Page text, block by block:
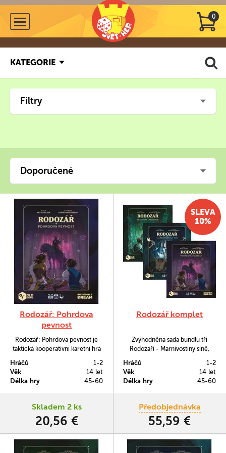
0
KATEGORIE
Filtry
Doporučené
Rodozář: Pohrdova
pevnost
Rodozář: Pohrdova pevnost je
taktická kooperativní karetní hra
budete probojovávat skrze dobře
zamíchaný balíček výzev, abyste
dosáhli Pohrda, pána studny, a
závěrečné bitvě.
Hráčů
1-2
Věk
14 let
Délka hry
45-60
Skladem 2 ks
20,56 €
Rodozář komplet
Zvýhodněná sada bundlu tří
Rodozáří - Marnivostiny síně,
Hráčů
1-2
Věk
14 let
Délka hry
45-60
Předobjednávka
55,59 €
SLEVA
10%